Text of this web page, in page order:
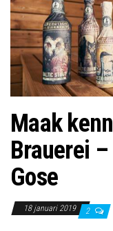
Maak
Brauerei
Gose
18 januari 2019 2